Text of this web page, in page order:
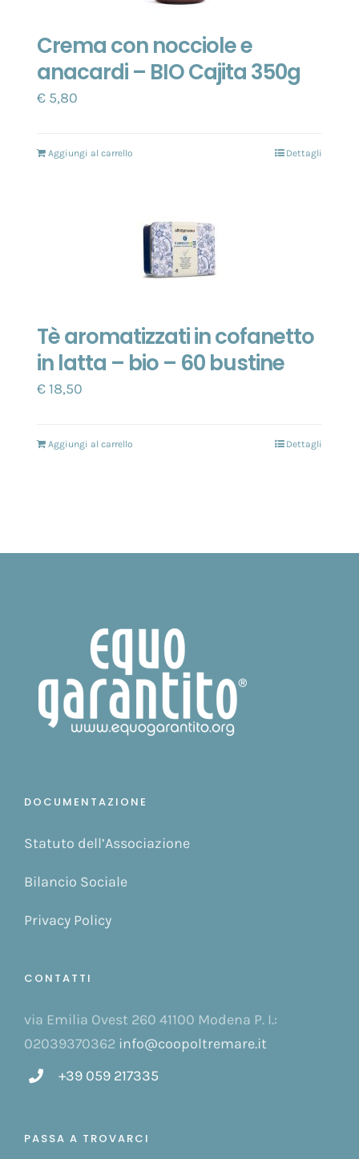
Crema con nocciole e
anacardi – BIO Cajita 350g
€ 5,80
Aggiungi al carrello Dettagli
Tè aromatizzati in cofanetto
in latta – bio – 60 bustine
€ 18,50
Aggiungi al carrello Dettagli
DOCUMENTAZIONE
Statuto dell’Associazione
Bilancio Sociale
Privacy Policy
CONTATTI
via Emilia Ovest 260 41100 Modena P. I.:
02039370362 info@coopoltremare.it
+39 059 217335
PASSA A TROVARCI